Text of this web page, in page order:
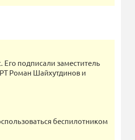
подписали заместитель
Роман Шайхутдинов и
беспилотником